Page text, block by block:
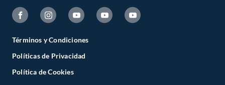
Términos y Condiciones
Políticas de Privacidad
Política de Cookies